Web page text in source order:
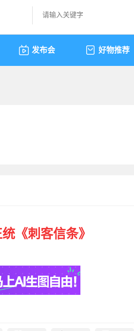
发布会 好物推荐
《刺客信条》